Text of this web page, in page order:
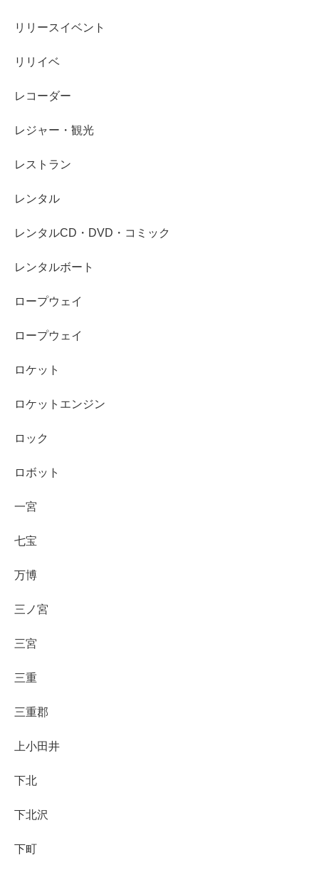
リリースイベント
リリイベ
レコーダー
レジャー・観光
レストラン
レンタル
レンタルCD・DVD・コミック
レンタルボート
ロープウェイ
ロープウェイ
ロケット
ロケットエンジン
ロック
ロボット
一宮
七宝
万博
三ノ宮
三宮
三重
三重郡
上小田井
下北
下北沢
下町